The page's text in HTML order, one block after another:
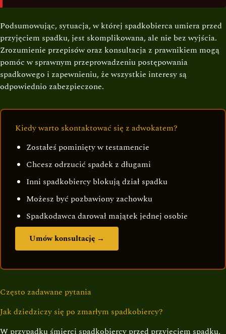
Podsumowując, sytuacja, w której spadkobierca umiera przed
przyjęciem spadku, jest skomplikowana, ale nie bez wyjścia.
Zrozumienie przepisów oraz konsultacja z prawnikiem mogą
pomóc w sprawnym przeprowadzeniu postępowania
spadkowego i zapewnieniu, że wszystkie interesy są
odpowiednio zabezpieczone.
Kiedy warto skontaktować się z adwokatem?
Zostałeś pominięty w testamencie
Chcesz odrzucić spadek z długami
Inni spadkobiercy blokują dział spadku
Możesz być pozbawiony zachowku
Spadkodawca darował majątek jednej osobie
Umów konsultację →
Często zadawane pytania
Jak dziedziczy się po zmarłym spadkobiercy?
W przypadku śmierci spadkobiercy przed przyjęciem spadku,